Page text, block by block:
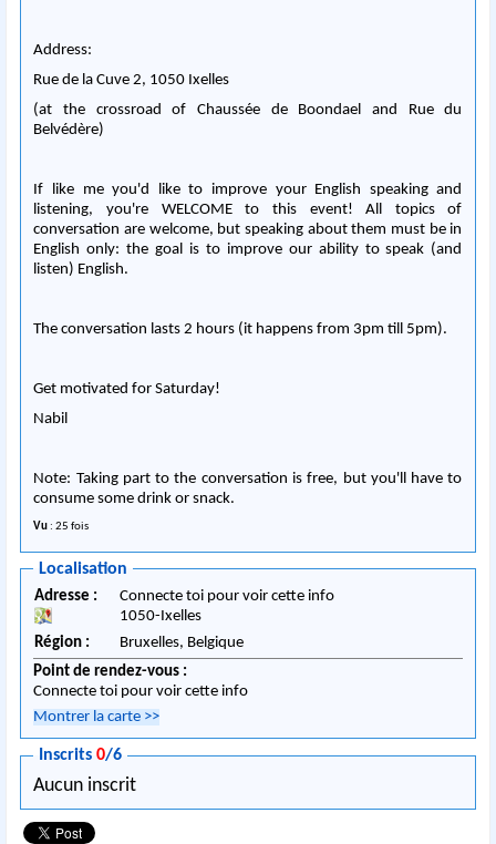
Address:
Rue de la Cuve 2, 1050 Ixelles
(at the crossroad of Chaussée de Boondael and Rue du
Belvédère)
If like me you'd like to improve your English speaking and
listening, you're WELCOME to this event! All topics of
conversation are welcome, but speaking about them must be in
English only: the goal is to improve our ability to speak (and
listen) English.
The conversation lasts 2 hours (it happens from 3pm till 5pm).
Get motivated for Saturday!
Nabil
Note: Taking part to the conversation is free, but you'll have to
consume some drink or snack.
Vu : 25 fois
Localisation
Adresse :
Connecte toi pour voir cette info
1050-Ixelles
Région :
Bruxelles, Belgique
Point de rendez-vous :
Connecte toi pour voir cette info
Montrer la carte >>
Inscrits0/6
Aucun inscrit